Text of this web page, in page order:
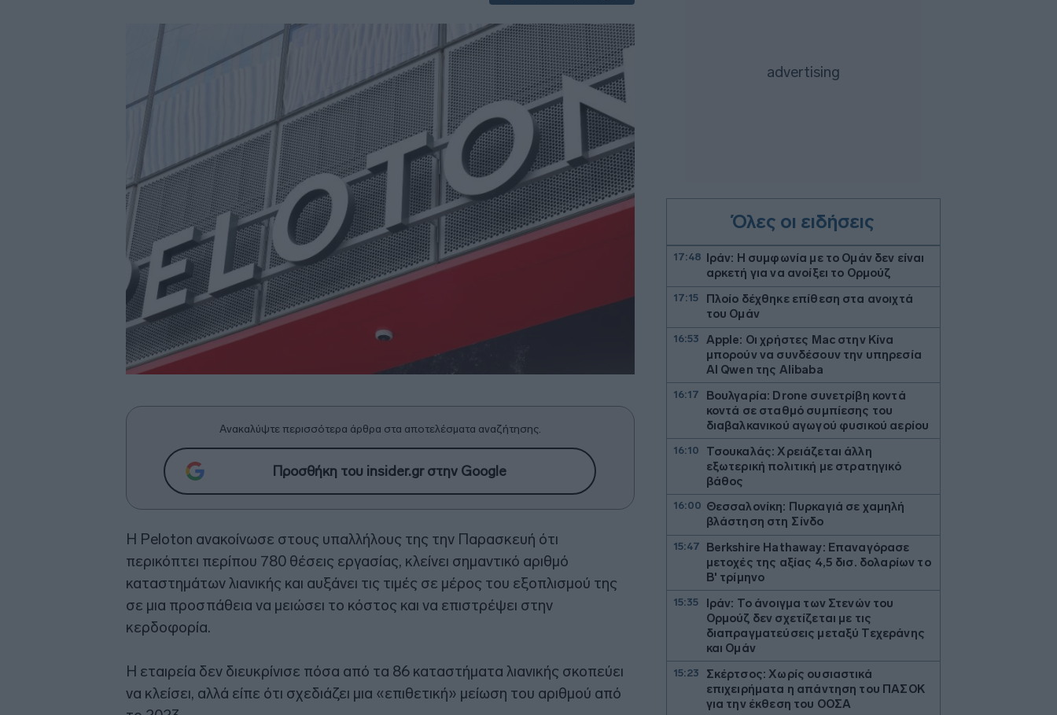
Ανακαλύψτε περισσότερα άρθρα στα αποτελέσματα αναζήτησης.
Προσθήκη του insider.gr στην Google
Η Peloton ανακοίνωσε στους υπαλλήλους της την Παρασκευή ότι
περικόπτει περίπου 780 θέσεις εργασίας, κλείνει σημαντικό αριθμό
καταστημάτων λιανικής και αυξάνει τις τιμές σε μέρος του εξοπλισμού της
σε μια προσπάθεια να μειώσει το κόστος και να επιστρέψει στην
κερδοφορία.
Η εταιρεία δεν διευκρίνισε πόσα από τα 86 καταστήματα λιανικής σκοπεύει
να κλείσει, αλλά είπε ότι σχεδιάζει μια «επιθετική» μείωση του αριθμού από
Όλες οι ειδήσεις
17:48
Ιράν: Η συμφωνία με το Ομάν δεν είναι
αρκετή για να ανοίξει το Ορμούζ
17:15
Πλοίο δέχθηκε επίθεση στα ανοιχτά
του Ομάν
16:53
Apple: Οι χρήστες Mac στην Κίνα
μπορούν να συνδέσουν την υπηρεσία
AI Qwen της Alibaba
16:17
Βουλγαρία: Drone συνετρίβη κοντά
κοντά σε σταθμό συμπίεσης του
διαβαλκανικού αγωγού φυσικού αερίου
16:10
Τσουκαλάς: Xρειάζεται άλλη
εξωτερική πολιτική με στρατηγικό
βάθος
16:00 Θεσσαλονίκη: Πυρκαγιά σε χαμηλή
βλάστηση στη Σίνδο
15:47
Berkshire Hathaway: Επαναγόρασε
μετοχές της αξίας 4,5 δισ. δολαρίων το
Β' τρίμηνο
15:35
Ιράν: Το άνοιγμα των Στενών του
Ορμούζ δεν σχετίζεται με τις
διαπραγματεύσεις μεταξύ Τεχεράνης
και Ομάν
15:23
Σκέρτσος: Χωρίς ουσιαστικά
επιχειρήματα η απάντηση του ΠΑΣΟΚ
για την έκθεση του ΟΟΣΑ